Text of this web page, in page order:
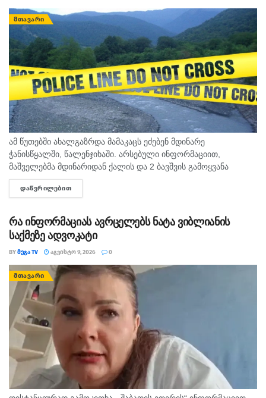
ᲛᲗᲐᲕᲐᲠᲘ
ამ წუთებში ახალგაზრდა მამაკაცს ეძებენ მდინარე
ჭანისწყალში, წალენჯიხაში. არსებული ინფორმაციით,
მაშველებმა მდინარიდან ქალის და 2 ბავშვის გამოყვანა
შეძლეს, ხოლო მოულოდნელად ადიდებულმა და სისწრაფით
მოვარდნილმა მდინარემ ახალგაზრდა მამაკაცი გაიტაცა.
ᲓᲐᲬᲕᲠᲘᲚᲔᲑᲘᲗ
რა ინფორმაციას ავრცელებს ნატა ვიბლიანის
საქმეზე ადვოკატი
BYᲛᲔᲒᲐ TV ᲐᲒᲕᲘᲡᲢᲝ 9, 2026 0
ᲛᲗᲐᲕᲐᲠᲘ